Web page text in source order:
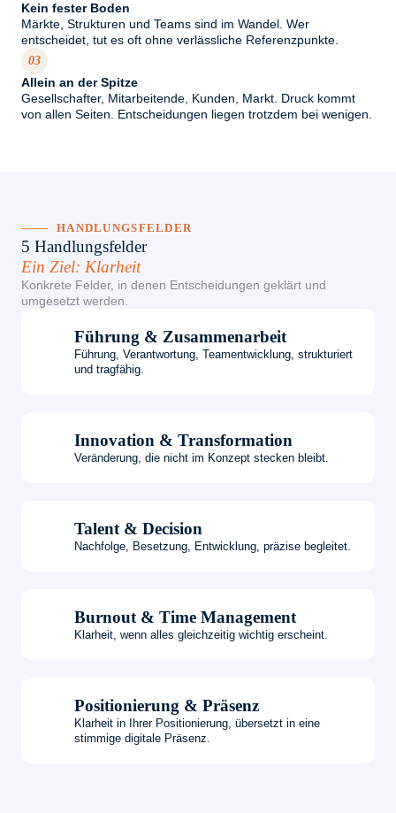
Kein fester Boden
Märkte, Strukturen und Teams sind im Wandel. Wer
entscheidet, tut es oft ohne verlässliche Referenzpunkte.
03
Allein an der Spitze
Gesellschafter, Mitarbeitende, Kunden, Markt. Druck kommt
von allen Seiten. Entscheidungen liegen trotzdem bei wenigen.
HANDLUNGSFELDER
5 Handlungsfelder
Ein Ziel: Klarheit
Konkrete Felder, in denen Entscheidungen geklärt und
umgesetzt werden.
Führung & Zusammenarbeit
Führung, Verantwortung, Teamentwicklung, strukturiert
und tragfähig.
Innovation & Transformation
Veränderung, die nicht im Konzept stecken bleibt.
Talent & Decision
Nachfolge, Besetzung, Entwicklung, präzise begleitet.
Burnout & Time Management
Klarheit, wenn alles gleichzeitig wichtig erscheint.
Positionierung & Präsenz
Klarheit in Ihrer Positionierung, übersetzt in eine
stimmige digitale Präsenz.